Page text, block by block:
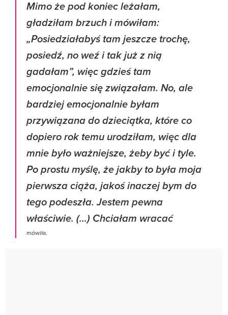
Mimo że pod koniec leżałam,
gładziłam brzuch i mówiłam:
„Posiedziałabyś tam jeszcze trochę,
posiedź, no weź i tak już z nią
gadałam”, więc gdzieś tam
emocjonalnie się związałam. No, ale
bardziej emocjonalnie byłam
przywiązana do dzieciątka, które co
dopiero rok temu urodziłam, więc dla
mnie było ważniejsze, żeby być i tyle.
Po prostu myślę, że jakby to była moja
pierwsza ciąża, jakoś inaczej bym do
tego podeszła. Jestem pewna
właściwie. (...) Chciałam wracać
mówiła.